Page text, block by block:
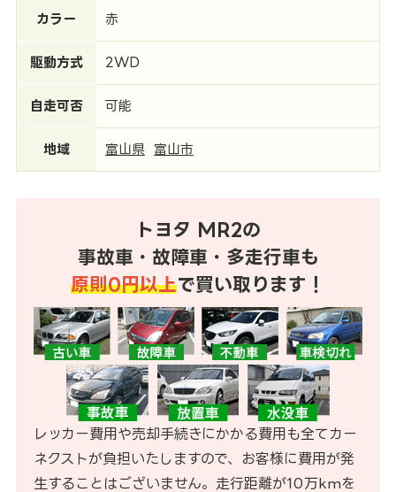
カラー 赤
駆動方式 2WD
自走可否 可能
地域 富山県 富山市
トヨタ MR2の
事故車・故障車・多走行車も
原則0円以上で買い取ります！
レッカー費用や売却手続きにかかる費用も全てカー
ネクストが負担いたしますので、お客様に費用が発
生することはございません。走行距離が10万kmを